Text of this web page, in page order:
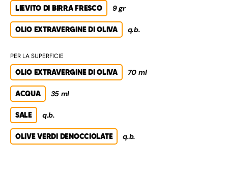
LIEVITO DI BIRRA FRESCO 9 gr
OLIO EXTRAVERGINE DI OLIVA q.b.
PER LA SUPERFICIE
OLIO EXTRAVERGINE DI OLIVA 70 ml
ACQUA 35 ml
SALE q.b.
OLIVE VERDI DENOCCIOLATE q.b.